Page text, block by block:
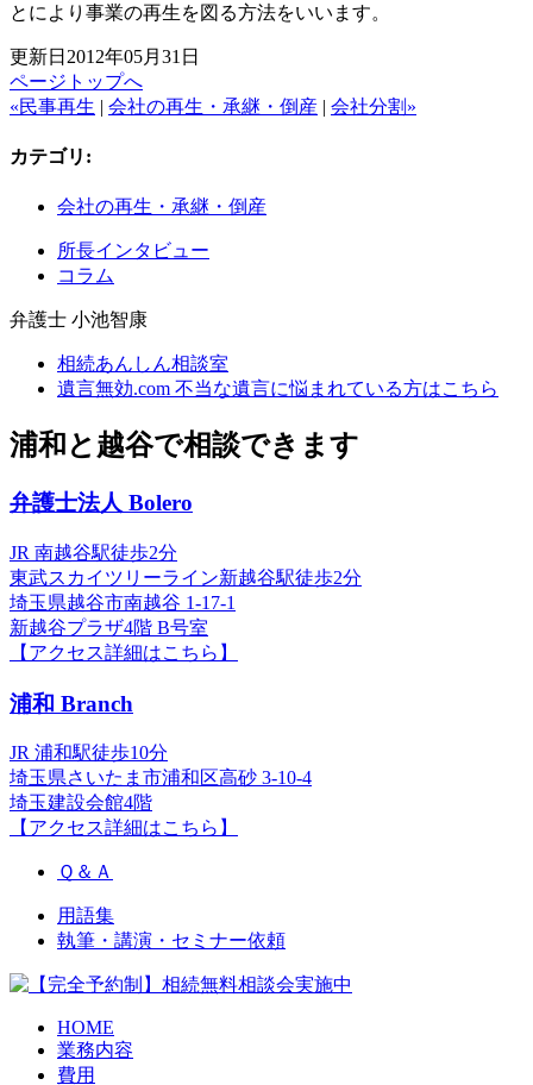
とにより事業の再生を図る方法をいいます。
更新日2012年05月31日
ページトップへ
«民事再生 | 会社の再生・承継・倒産 | 会社分割»
カテゴリ :
会社の再生・承継・倒産
所長インタビュー
コラム
弁護士 小池智康
相続あんしん相談室
遺言無効.com 不当な遺言に悩まれている方はこちら
浦和と越谷で相談できます
弁護士法人 Bolero
JR 南越谷駅徒歩2分
東武スカイツリーライン新越谷駅徒歩2分
埼玉県越谷市南越谷 1-17-1
新越谷プラザ4階 B号室
【アクセス詳細はこちら】
浦和 Branch
JR 浦和駅徒歩10分
埼玉県さいたま市浦和区高砂 3-10-4
埼玉建設会館4階
【アクセス詳細はこちら】
Ｑ＆Ａ
用語集
執筆・講演・セミナー依頼
HOME
業務内容
費用